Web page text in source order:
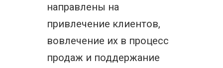
направлены на
привлечение клиентов,
вовлечение их в процесс
продаж и поддержание